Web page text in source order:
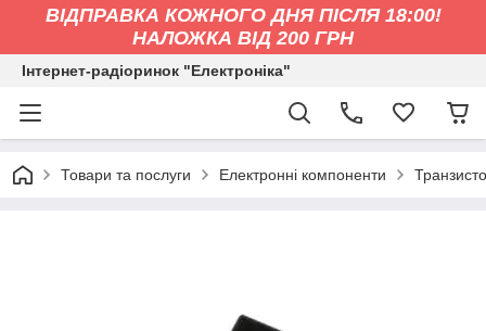
ВІДПРАВКА КОЖНОГО ДНЯ ПІСЛЯ 18:00!
НАЛОЖКА ВІД 200 ГРН
Інтернет-радіоринок "Електроніка"
Товари та послуги Електронні компоненти